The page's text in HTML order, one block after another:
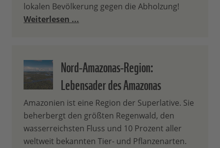
lokalen Bevölkerung gegen die Abholzung!
Weiterlesen ...
Nord-Amazonas-Region:
Lebensader des Amazonas
Amazonien ist eine Region der Superlative. Sie
beherbergt den größten Regenwald, den
wasserreichsten Fluss und 10 Prozent aller
weltweit bekannten Tier- und Pflanzenarten.